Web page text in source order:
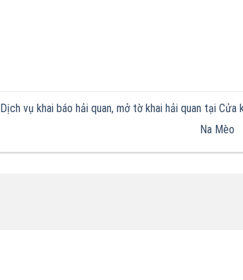
Dịch vụ khai báo hải quan, mở tờ khai hải quan tại Cửa
Na Mèo